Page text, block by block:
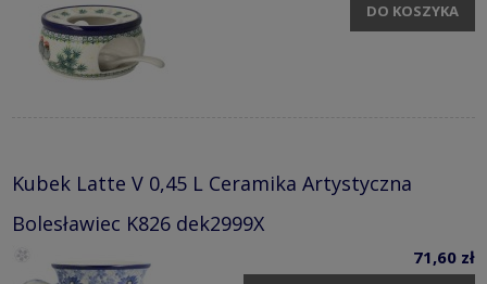
DO KOSZYKA
Kubek Latte V 0,45 L Ceramika Artystyczna
Bolesławiec K826 dek2999X
71,60 zł